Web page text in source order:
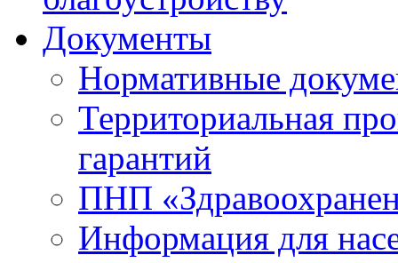
Документы
Нормативные
Территориальная
гарантий
ПНП
Информация для